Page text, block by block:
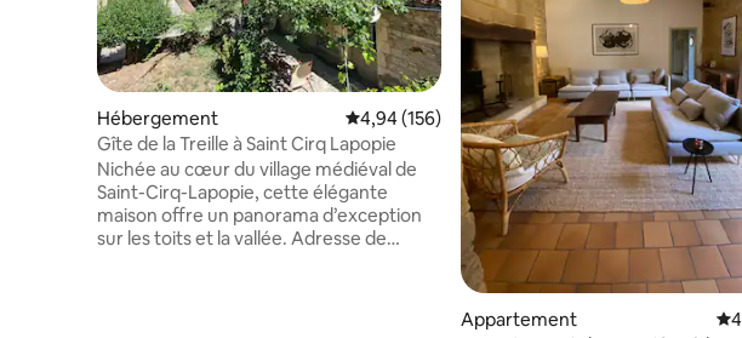
Hébergement Évaluation moyenne sur la base de 156
4,94 (156)
Gîte de la Treille à Saint Cirq Lapopie
Nichée au cœur du village médiéval de
Saint-Cirq-Lapopie, cette élégante
maison offre un panorama d’exception
sur les toits et la vallée. Adresse de
Appartement